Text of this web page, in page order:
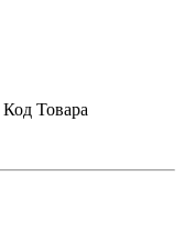
Код Товара